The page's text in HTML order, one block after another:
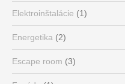
Elektroinštalácie (1)
Energetika (2)
Escape room (3)